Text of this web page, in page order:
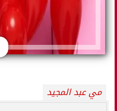
مي عبد المجيد